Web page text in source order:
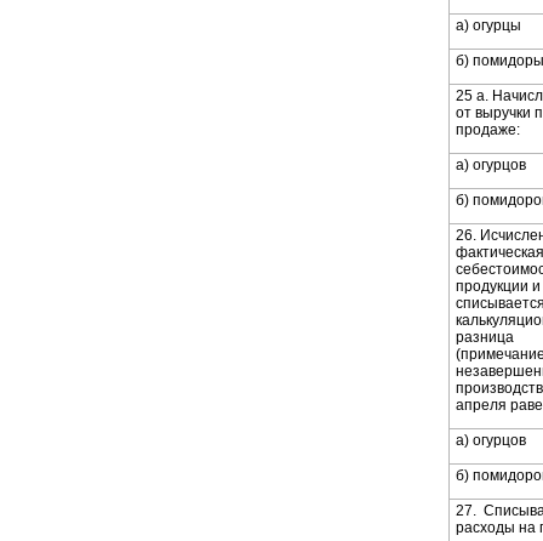
а) огурцы
б) помидоры
25 а.
от выручки
продаже:
а) огурцов
б)
26.
фактическая
продукции и
разница
апреля
а) огурцов
б)
27.
расходы на